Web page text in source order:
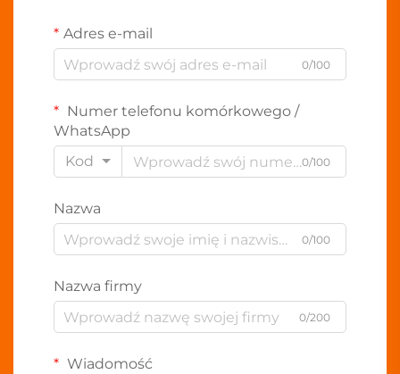
Adres e-mail
0/100
Numer telefonu komórkowego /
WhatsApp
Kod
0/100
Nazwa
0/100
Nazwa firmy
0/200
Wiadomość